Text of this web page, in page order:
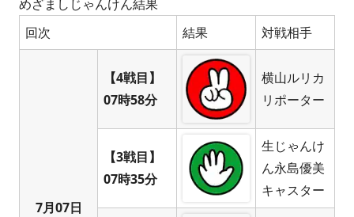
めざましじゃんけん結果
回次
結果 対戦相手
7月07日
【4戦目】
07時58分
横山ルリカ
リポーター
【3戦目】
07時35分
生じゃんけ
ん永島優美
キャスター